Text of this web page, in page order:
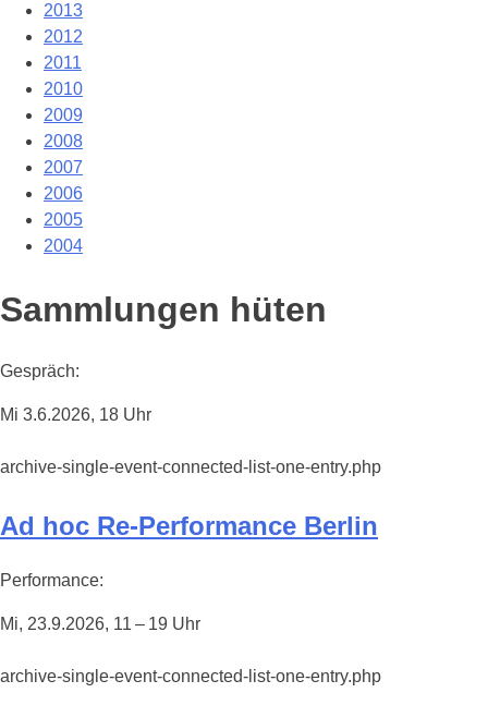
2013
2012
2011
2010
2009
2008
2007
2006
2005
2004
Sammlungen hüten
Gespräch:
Mi 3.6.2026, 18 Uhr
archive-single-event-connected-list-one-entry.php
Ad hoc Re-Performance Berlin
Performance:
Mi, 23.9.2026, 11 – 19 Uhr
archive-single-event-connected-list-one-entry.php